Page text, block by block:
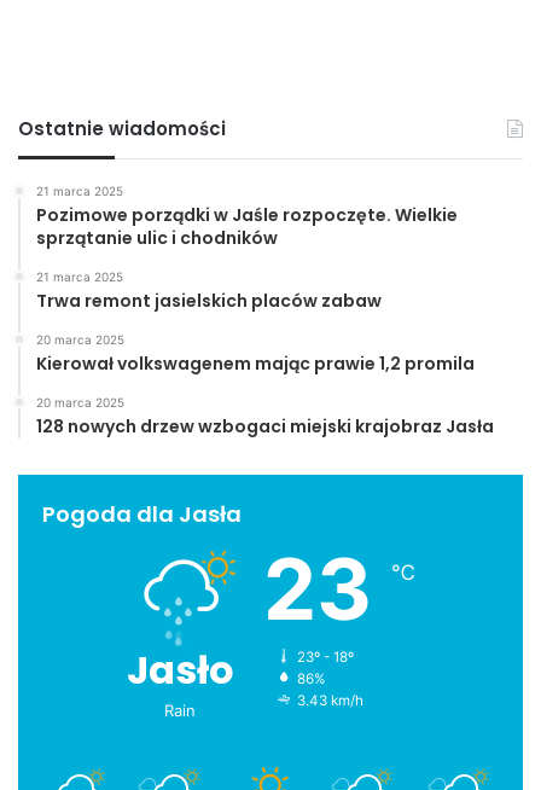
Ostatnie wiadomości
21 marca 2025
Pozimowe porządki w Jaśle rozpoczęte. Wielkie
sprzątanie ulic i chodników
21 marca 2025
Trwa remont jasielskich placów zabaw
20 marca 2025
Kierował volkswagenem mając prawie 1,2 promila
20 marca 2025
128 nowych drzew wzbogaci miejski krajobraz Jasła
Pogoda dla Jasła
Jasło
Rain
23 ℃
23º - 18º
86%
3.43 km/h